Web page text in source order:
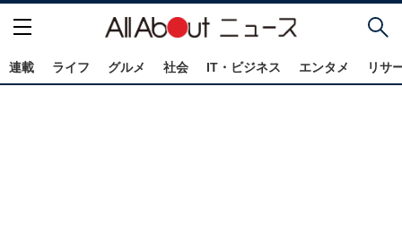
連載 ライフ グルメ 社会 IT・ビジネス エンタメ リサ